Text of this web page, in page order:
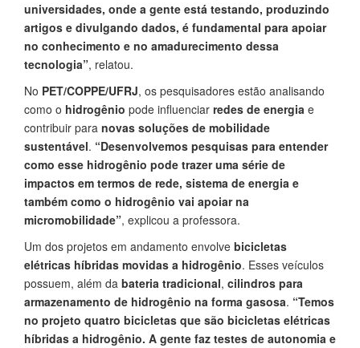
universidades, onde a gente está testando, produzindo
artigos e divulgando dados, é fundamental para apoiar
no conhecimento e no amadurecimento dessa
tecnologia”, relatou.
No PET/COPPE/UFRJ, os pesquisadores estão analisando
como o hidrogênio pode influenciar redes de energia e
contribuir para novas soluções de mobilidade
sustentável. “Desenvolvemos pesquisas para entender
como esse hidrogênio pode trazer uma série de
impactos em termos de rede, sistema de energia e
também como o hidrogênio vai apoiar na
micromobilidade”, explicou a professora.
Um dos projetos em andamento envolve bicicletas
elétricas híbridas movidas a hidrogênio. Esses veículos
possuem, além da bateria tradicional, cilindros para
armazenamento de hidrogênio na forma gasosa. “Temos
no projeto quatro bicicletas que são bicicletas elétricas
híbridas a hidrogênio. A gente faz testes de autonomia e